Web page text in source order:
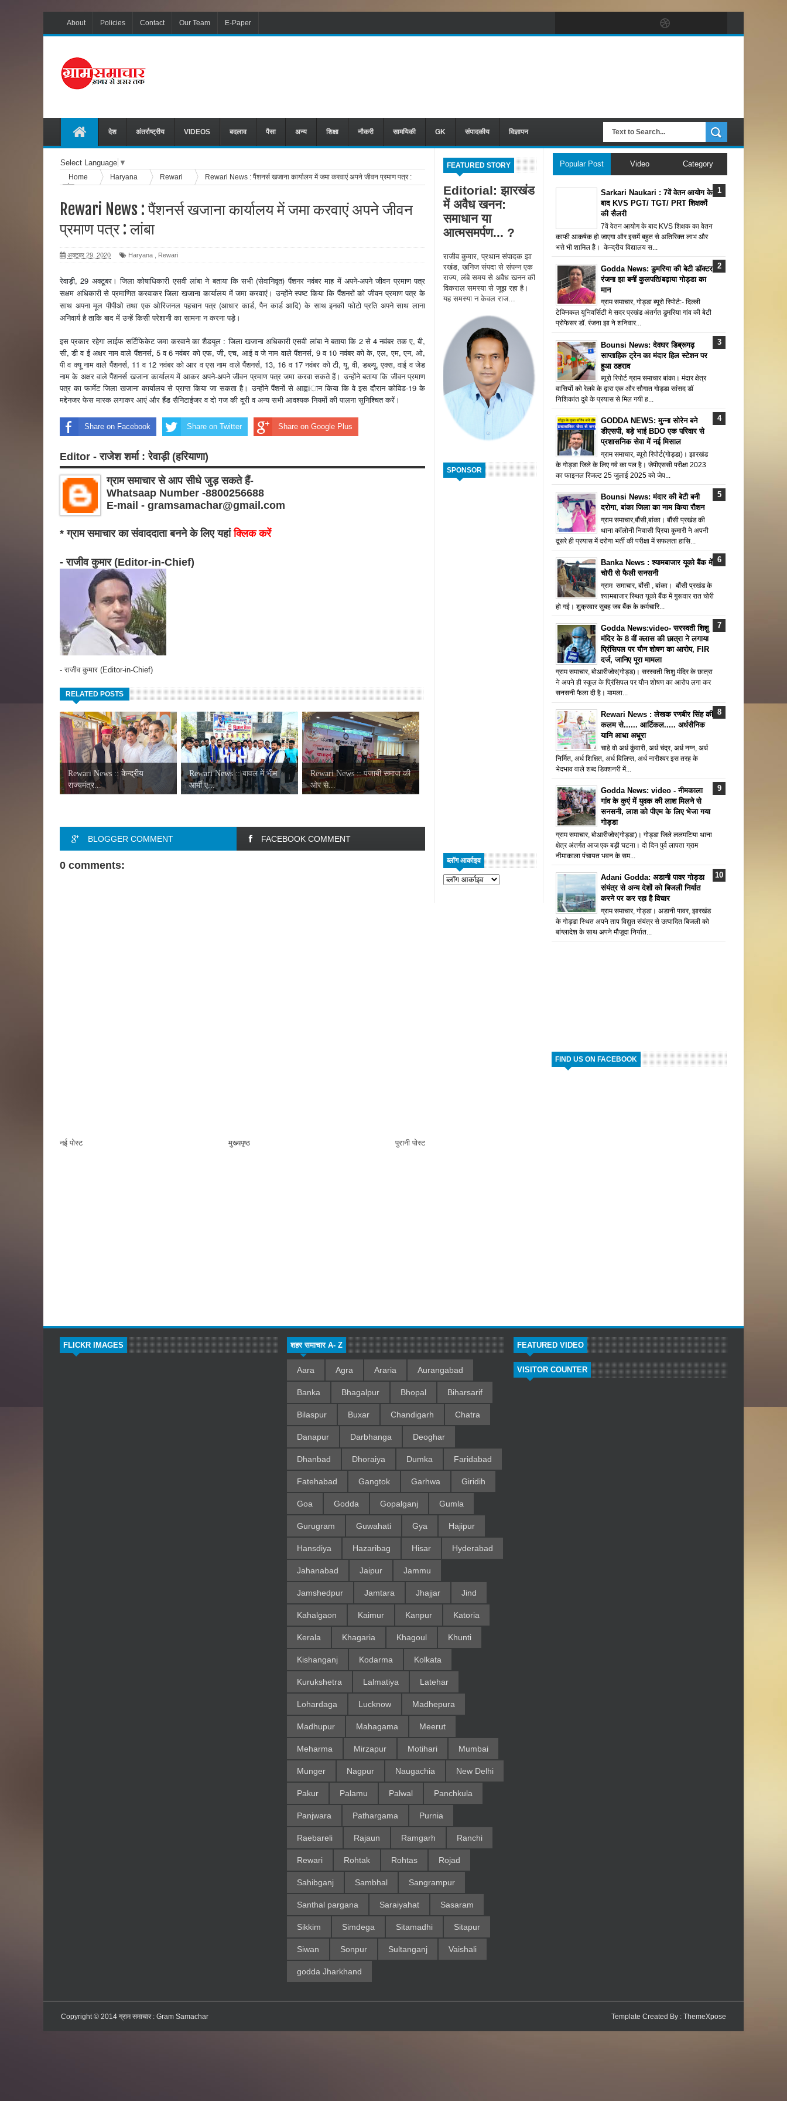
About Policies Contact Our Team E-Paper
देश अंतर्राष्ट्रीय VIDEOS बदलाव पैसा अन्य शिक्षा नौकरी सामयिकी GK संपादकीय विज्ञापन
FEATURED STORY
Editorial: झारखंड
में अवैध खनन:
समाधान या
आत्मसमर्पण... ?
राजीव कुमार, प्रथान संपादक झा
रखंड, खनिज संपदा से संपन्न एक
राज्य, लंबे समय से अवैध खनन की
विकराल समस्या से जूझ रहा है।
यह समस्या न केवल राज...
SPONSOR
ब्लॉग आर्काइव
Select Language ▼
Home Haryana Rewari
Rewari News : पैंशनर्स खजाना कार्यालय में जमा करवाएं अपने जीवन प्रमाण पत्र :
लांबा
Rewari News : पैंशनर्स खजाना कार्यालय में जमा करवाएं अपने जीवन
प्रमाण पत्र : लांबा
अक्टूबर 29, 2020 Haryana Rewari
रेवाड़ी, 29 अक्टूबर। जिला कोषाधिकारी एसवी लांबा ने बताया कि सभी (सेवानिवृत) पैंशनर नवंबर माह में अपने-अपने जीवन प्रमाण पत्र
सक्षम अधिकारी से प्रमाणित करवाकर जिला खजाना कार्यालय में जमा करवाएं। उन्होंने स्पष्ट किया कि पैंशनरों को जीवन प्रमाण पत्र के
साथ अपना मूल पीपीओ तथा एक ओरिजनल पहचान पत्र (आधार कार्ड, पैन कार्ड आदि) के साथ इनकी फोटो प्रति अपने साथ लाना
अनिवार्य है ताकि बाद में उन्हें किसी परेशानी का सामना न करना पड़े।
इस प्रकार रहेगा लाईफ सर्टिफिकेट जमा करवाने का शैडयूल : जिला खजाना अधिकारी एसवी लांबा ने बताया कि 2 से 4 नवंबर तक ए, बी,
सी, डी व ई अक्षर नाम वाले पैंशनर्स, 5 व 6 नवंबर को एफ, जी, एच, आई व जे नाम वाले पैंशनर्स, 9 व 10 नवंबर को के, एल, एम, एन, ओ,
पी व क्यू नाम वाले पैंशनर्स, 11 व 12 नवंबर को आर व एस नाम वाले पैंशनर्स, 13, 16 व 17 नवंबर को टी, यू, वी, डब्ल्यू, एक्स, वाई व जेड
नाम के अक्षर वाले पैंशनर्स खजाना कार्यालय में आकर अपने-अपने जीवन प्रमाण पत्र जमा करवा सकते हैं। उन्होंने बताया कि जीवन प्रमाण
पत्र का फार्मेट जिला खजाना कार्यालय से प्राप्त किया जा सकता है। उन्होंने पैंशनों से आह्वïान किया कि वे इस दौरान कोविड-19 के
मद्देनजर फेस मास्क लगाकर आएं और हैंड सैनिटाईजर व दो गज की दूरी व अन्य सभी आवश्यक नियमों की पालना सुनिश्चित करें।
Share on Facebook Share on Twitter Share on Google Plus
Editor - राजेश शर्मा : रेवाड़ी (हरियाणा)
ग्राम समाचार से आप सीधे जुड़ सकते हैं-
Whatsaap Number -8800256688
E-mail - gramsamachar@gmail.com
* ग्राम समाचार का संवाददाता बनने के लिए यहांक्लिक करें
- राजीव कुमार (Editor-in-Chief)
- राजीव कुमार (Editor-in-Chief)
RELATED POSTS
Rewari News :: केन्द्रीय
राज्यमंत्र...
Rewari News :: बावल में भीम
आर्मी ए...
Rewari News :: पंजाबी समाज की
ओर से...
BLOGGER COMMENT FACEBOOK COMMENT
0 comments:
नई पोस्ट पुरानी पोस्ट
मुख्यपृष्ठ
Popular Post Video Category
Sarkari Naukari : 7वें वेतन आयोग के
बाद KVS PGT/ TGT/ PRT शिक्षकों
की सैलरी
7वें वेतन आयोग के बाद KVS शिक्षक का वेतन
काफी आकर्षक हो जाएगा और इसमें बहुत से अतिरिक्त लाभ और
भत्ते भी शामिल हैं। केन्द्रीय विद्यालय स...
Godda News: डुमरिया की बेटी डॉक्टर
रंजना झा बनीं कुलपति/बढ़ाया गोड्डा का
मान
ग्राम समाचार, गोड्डा ब्यूरो रिपोर्ट:- दिल्ली
टेक्निकल यूनिवर्सिटी मे सदर प्रखंड अंतर्गत डुमरिया गांव की बेटी
प्रोफेसर डॉ. रंजना झा ने शनिवार...
Bounsi News: देवघर डिब्रूगढ़
साप्ताहिक ट्रेन का मंदार हिल स्टेशन पर
हुआ ठहराव
ब्यूरो रिपोर्ट ग्राम समाचार बांका। मंदार क्षेत्र
वासियों को रेलवे के द्वारा एक और सौगात गोड्डा सांसद डॉ
निशिकांत दुबे के प्रयास से मिल गयी ह...
GODDA NEWS: मुन्ना सोरेन बने
डीएसपी, बड़े भाई BDO एक परिवार से
प्रशासनिक सेवा में नई मिसाल
ग्राम समाचार, ब्यूरो रिपोर्ट(गोड्डा)। झारखंड
के गोड्डा जिले के लिए गर्व का पल है। जेपीएससी परीक्षा 2023
का फाइनल रिजल्ट 25 जुलाई 2025 को जेप...
Bounsi News: मंदार की बेटी बनी
दरोगा, बांका जिला का नाम किया रौशन
ग्राम समाचार,बौंसी,बांका। बौंसी प्रखंड की
थाना कॉलोनी निवासी प्रिया कुमारी ने अपनी
दूसरे ही प्रयास में दरोगा भर्ती की परीक्षा में सफलता हासि...
Banka News : श्यामबाजार यूको बैंक में
चोरी से फैली सनसनी
ग्राम समाचार, बौंसी , बांका। बौंसी प्रखंड के
श्यामबाजार स्थित यूको बैंक में गुरूवार रात चोरी
हो गई। शुक्रवार सुबह जब बैंक के कर्मचारि...
Godda News:video- सरस्वती शिशु
मंदिर के 8 वीं क्लास की छात्रा ने लगाया
प्रिंसिपल पर यौन शोषण का आरोप, FIR
दर्ज, जानिए पूरा मामला
ग्राम समाचार, बोआरीजोर(गोड्ड)। सरस्वती शिशु मंदिर के छात्रा
ने अपने ही स्कूल के प्रिंसिपल पर यौन शोषण का आरोप लगा कर
सनसनी फैला दी है। मामला...
Rewari News : लेखक रणबीर सिंह की
कलम से...... आर्टिकल..... अर्धसैनिक
यानि आधा अधूरा
चाहे वो अर्ध कुंवारी, अर्ध चंद्र, अर्ध नग्न, अर्ध
निर्मित, अर्ध शिक्षित, अर्ध विलिप्त, अर्ध नारीश्वर इस तरह के
भेदभाव वाले शब्द डिक्शनरी में...
Godda News: video - नीमकाला
गांव के कुएं में युवक की लाश मिलने से
सनसनी, लाश को पीएम के लिए भेजा गया
गोड्डा
ग्राम समाचार, बोआरीजोर(गोड्डा)। गोड्डा जिले ललमटिया थाना
क्षेत्र अंतर्गत आज एक बड़ी घटना। दो दिन पुर्व लापता ग्राम
नीमाकाला पंचायत भवन के सम...
Adani Godda: अडानी पावर गोड्डा
संयंत्र से अन्य देशों को बिजली निर्यात
करने पर कर रहा है विचार
ग्राम समाचार, गोड्डा। अडानी पावर, झारखंड
के गोड्डा स्थित अपने ताप विद्युत संयंत्र से उत्पादित बिजली को
बांग्लादेश के साथ अपने मौजूदा निर्यात...
FIND US ON FACEBOOK
FLICKR IMAGES शहर समाचार A- Z
Aara Agra Araria Aurangabad
Banka Bhagalpur Bhopal Biharsarif
Bilaspur Buxar Chandigarh Chatra
Danapur Darbhanga Deoghar
Dhanbad Dhoraiya Dumka Faridabad
Fatehabad Gangtok Garhwa Giridih
Goa Godda Gopalganj Gumla
Gurugram Guwahati Gya Hajipur
Hansdiya Hazaribag Hisar Hyderabad
Jahanabad Jaipur Jammu
Jamshedpur Jamtara Jhajjar Jind
Kahalgaon Kaimur Kanpur Katoria
Kerala Khagaria Khagoul Khunti
Kishanganj Kodarma Kolkata
Kurukshetra Lalmatiya Latehar
Lohardaga Lucknow Madhepura
Madhupur Mahagama Meerut
Meharma Mirzapur Motihari Mumbai
Munger Nagpur Naugachia New Delhi
Pakur Palamu Palwal Panchkula
Panjwara Pathargama Purnia
Raebareli Rajaun Ramgarh Ranchi
Rewari Rohtak Rohtas Rojad
Sahibganj Sambhal Sangrampur
Santhal pargana Saraiyahat Sasaram
Sikkim Simdega Sitamadhi Sitapur
Siwan Sonpur Sultanganj Vaishali
godda Jharkhand
FEATURED VIDEO
VISITOR COUNTER
Copyright © 2014 ग्राम समाचार : Gram Samachar Template Created By : ThemeXpose